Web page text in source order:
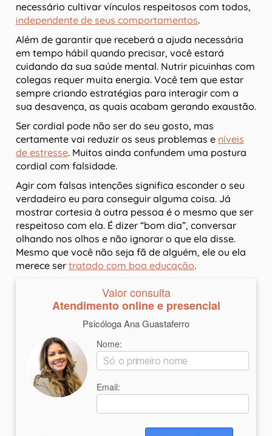
necessário cultivar vínculos respeitosos com todos,
independente de seus comportamentos.
Além de garantir que receberá a ajuda necessária
em tempo hábil quando precisar, você estará
cuidando da sua saúde mental. Nutrir picuinhas com
colegas requer muita energia. Você tem que estar
sempre criando estratégias para interagir com a
sua desavença, as quais acabam gerando exaustão.
Ser cordial pode não ser do seu gosto, mas
certamente vai reduzir os seus problemas e níveis
de estresse. Muitos ainda confundem uma postura
cordial com falsidade.
Agir com falsas intenções significa esconder o seu
verdadeiro eu para conseguir alguma coisa. Já
mostrar cortesia à outra pessoa é o mesmo que ser
respeitoso com ela. É dizer “bom dia”, conversar
olhando nos olhos e não ignorar o que ela disse.
Mesmo que você não seja fã de alguém, ele ou ela
merece ser tratado com boa educação.
Valor consulta
Atendimento online e presencial
Psicóloga Ana Guastaferro
Nome:
Email: